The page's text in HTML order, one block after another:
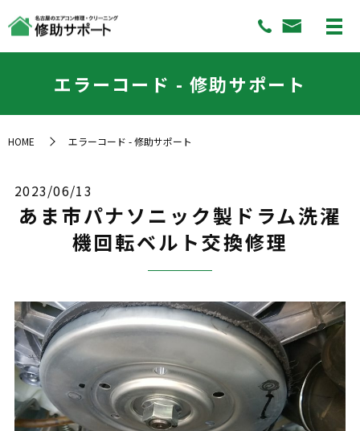
エラーコード - 修助サポート
HOME エラーコード - 修助サポート
2023/06/13
あま市パナソニック製ドラム洗濯
機回転ベルト交換修理